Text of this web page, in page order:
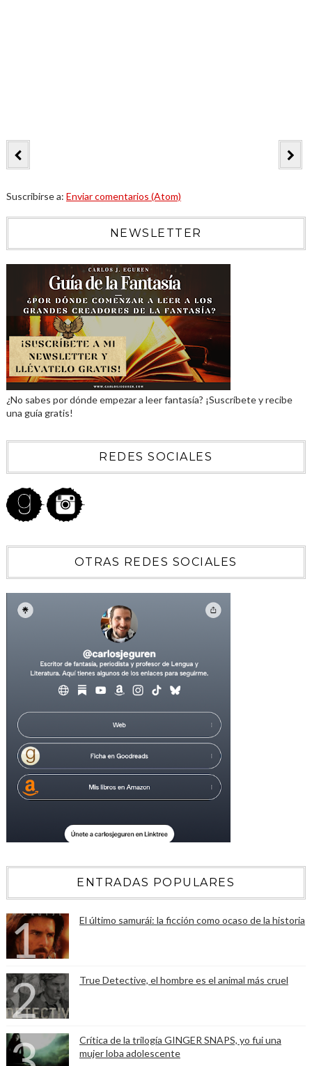
Suscribirse a: Enviar comentarios (Atom)
NEWSLETTER
¿No sabes por dónde empezar a leer fantasía? ¡Suscríbete y recibe
una guía gratis!
REDES SOCIALES
OTRAS REDES SOCIALES
ENTRADAS POPULARES
El último samurái: la ficción como ocaso de la historia
True Detective, el hombre es el animal más cruel
Crítica de la trilogía GINGER SNAPS, yo fui una
mujer loba adolescente